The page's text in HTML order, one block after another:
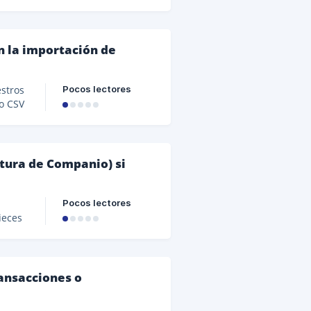
la importación de
CSV
Pocos lectores
de Companio) si
Pocos lectores
o